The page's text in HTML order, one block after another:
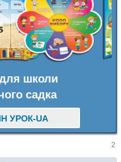
школи
садка
УРОК-UA
2